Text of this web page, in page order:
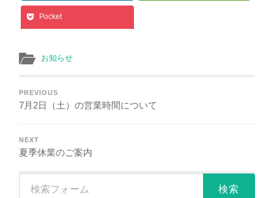
Pocket
お知らせ
PREVIOUS
7月2日（土）の営業時間について
NEXT
夏季休業のご案内